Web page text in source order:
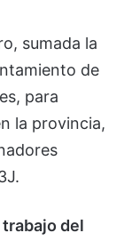
sumada la
de
para
la provincia,
del